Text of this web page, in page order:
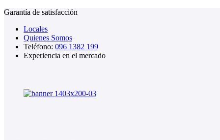
Garantía de satisfacción
Locales
Quienes Somos
Teléfono: 096 1382 199
Experiencia en el mercado